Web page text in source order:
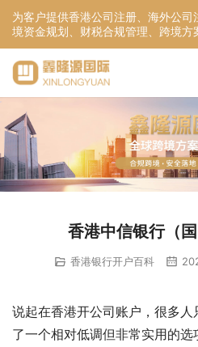
为客户提供香港公司注册、海外公
境资金规划、财税合规管理、跨境方
服务！
香港中信银行（
香港银行开户百科
说起在香港开公司账户，很多
了一个相对低调但非常实用的选